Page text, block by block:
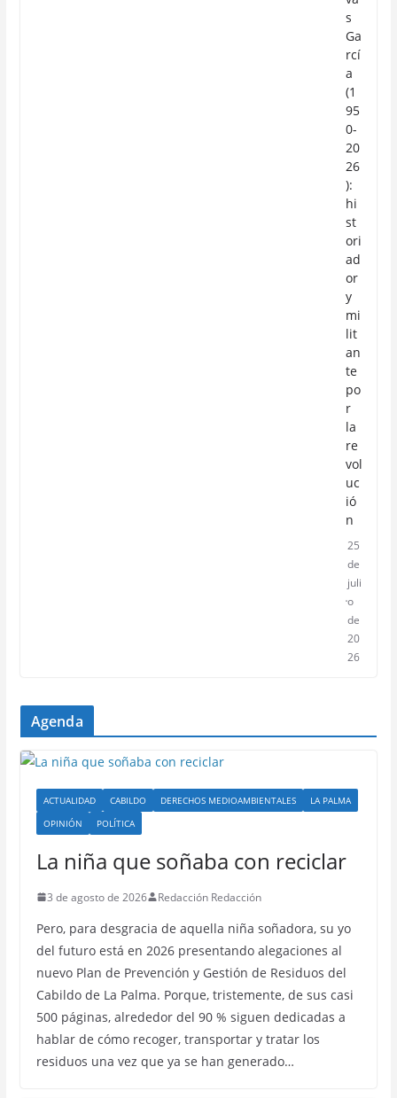
s
Ga
rcí
a
(1
95
0-
20
26
):
hi
st
ori
ad
or
y
mi
lit
an
te
po
r
la
re
vol
uc
ió
n
25
de
juli
o
de
20
26
Agenda
ACTUALIDAD CABILDO DERECHOS MEDIOAMBIENTALES
LA PALMA
OPINIÓN
POLÍTICA
La niña que soñaba con reciclar
3 de agosto de 2026 Redacción Redacción
Pero, para desgracia de aquella niña soñadora, su yo
del futuro está en 2026 presentando alegaciones al
nuevo Plan de Prevención y Gestión de Residuos del
Cabildo de La Palma. Porque, tristemente, de sus casi
500 páginas, alrededor del 90 % siguen dedicadas a
hablar de cómo recoger, transportar y tratar los
residuos una vez que ya se han generado…